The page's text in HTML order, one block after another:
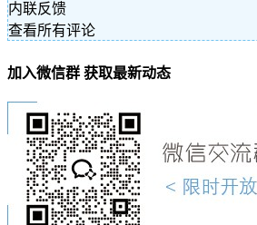
内联反馈
查看所有评论
加入微信群 获取最新动态